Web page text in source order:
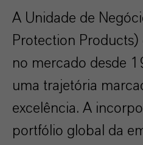
A Unidade de
Protection Products)
no mercado desde
uma trajetória
excelência. A
portfólio global da